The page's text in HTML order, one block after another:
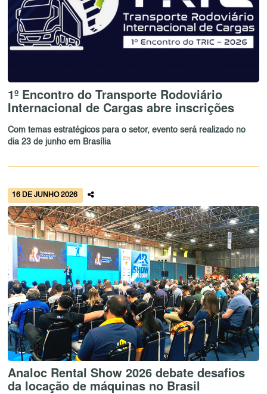
1º Encontro do Transporte Rodoviário
Internacional de Cargas abre inscrições
Com temas estratégicos para o setor, evento será realizado no
dia 23 de junho em Brasília
16 DE JUNHO 2026
Analoc Rental Show 2026 debate desafios
da locação de máquinas no Brasil